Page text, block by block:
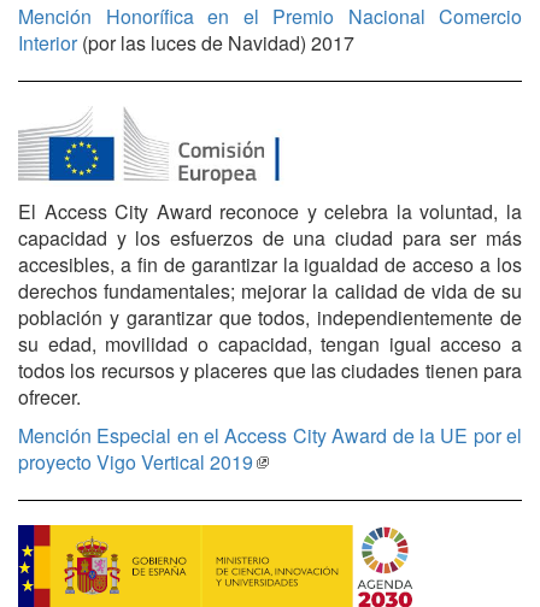
Mención Honorífica en el Premio Nacional Comercio
Interior(por las luces de Navidad) 2017
El Access City Award reconoce y celebra la voluntad, la
capacidad y los esfuerzos de una ciudad para ser más
accesibles, a fin de garantizar la igualdad de acceso a los
derechos fundamentales; mejorar la calidad de vida de su
población y garantizar que todos, independientemente de
su edad, movilidad o capacidad, tengan igual acceso a
todos los recursos y placeres que las ciudades tienen para
ofrecer.
Mención Especial en el Access City Award de la UE por el
proyecto Vigo Vertical 2019